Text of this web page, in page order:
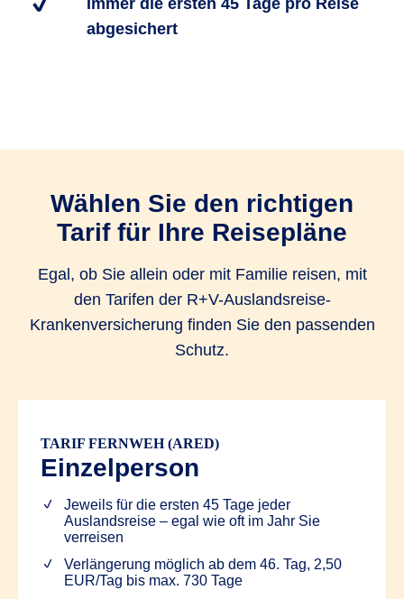
Immer die ersten 45 Tage pro Reise
abgesichert
Wählen Sie den richtigen
Tarif für Ihre Reisepläne
Egal, ob Sie allein oder mit Familie reisen, mit
den Tarifen der R+V-Auslandsreise-
Krankenversicherung finden Sie den passenden
Schutz.
TARIF FERNWEH (ARED)
Einzelperson
Jeweils für die ersten 45 Tage jeder
Auslandsreise – egal wie oft im Jahr Sie
verreisen
Verlängerung möglich ab dem 46. Tag, 2,50
EUR/Tag bis max. 730 Tage